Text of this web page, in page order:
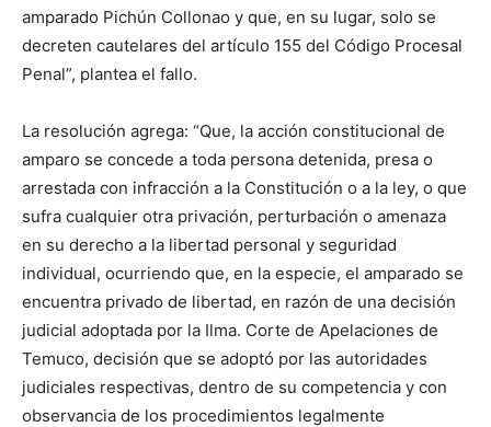
amparado Pichún Collonao y que, en su lugar, solo se
decreten cautelares del artículo 155 del Código Procesal
Penal”, plantea el fallo.
La resolución agrega: “Que, la acción constitucional de
amparo se concede a toda persona detenida, presa o
arrestada con infracción a la Constitución o a la ley, o que
sufra cualquier otra privación, perturbación o amenaza
en su derecho a la libertad personal y seguridad
individual, ocurriendo que, en la especie, el amparado se
encuentra privado de libertad, en razón de una decisión
judicial adoptada por la Ilma. Corte de Apelaciones de
Temuco, decisión que se adoptó por las autoridades
judiciales respectivas, dentro de su competencia y con
observancia de los procedimientos legalmente